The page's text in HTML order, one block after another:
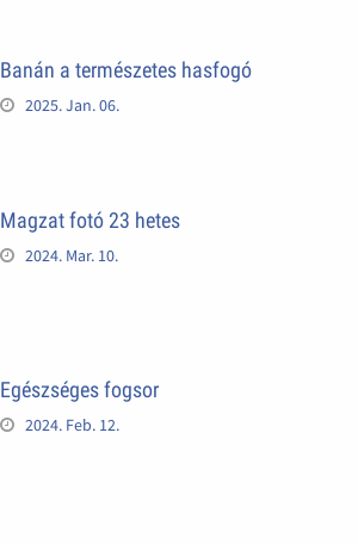
Banán a természetes hasfogó
2025. Jan. 06.
Magzat fotó 23 hetes
2024. Mar. 10.
Egészséges fogsor
2024. Feb. 12.